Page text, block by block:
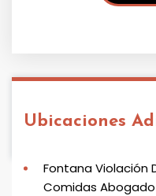
Ubicaciones
Fontana Violación
Comidas Abogado